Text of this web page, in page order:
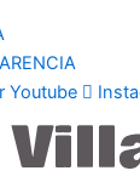
Youtube